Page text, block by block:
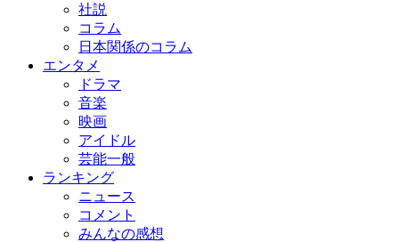
社説
コラム
日本関係のコラム
エンタメ
ドラマ
音楽
映画
アイドル
芸能一般
ランキング
ニュース
コメント
みんなの感想